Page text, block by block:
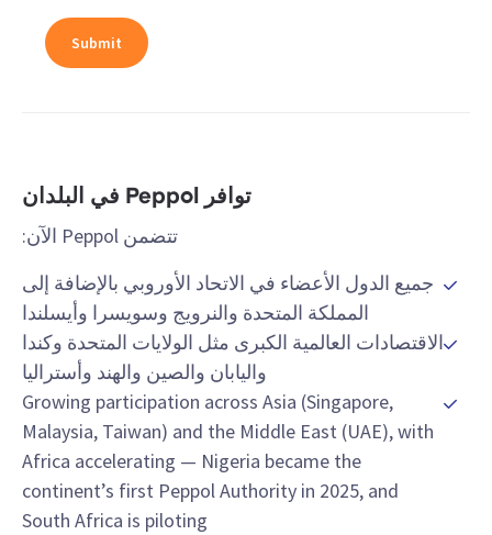
توافر Peppol في البلدان
تتضمن Peppol الآن:
جميع الدول الأعضاء في الاتحاد الأوروبي بالإضافة إلى
المملكة المتحدة والنرويج وسويسرا وأيسلندا
الاقتصادات العالمية الكبرى مثل الولايات المتحدة وكندا
واليابان والصين والهند وأستراليا
Growing participation across Asia (Singapore,
Malaysia, Taiwan) and the Middle East (UAE), with
Africa accelerating — Nigeria became the
continent’s first Peppol Authority in 2025, and
South Africa is piloting